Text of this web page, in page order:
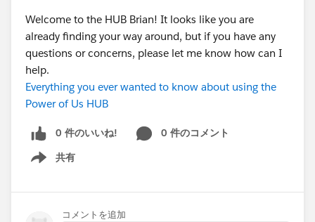
Welcome to the HUB Brian! It looks like you are
already finding your way around, but if you have any
questions or concerns, please let me know how can I
help.
Everything you ever wanted to know about using the
Power of Us HUB
0 件のいいね!
0 件のコメント
共有
Show menu
コメントを追加